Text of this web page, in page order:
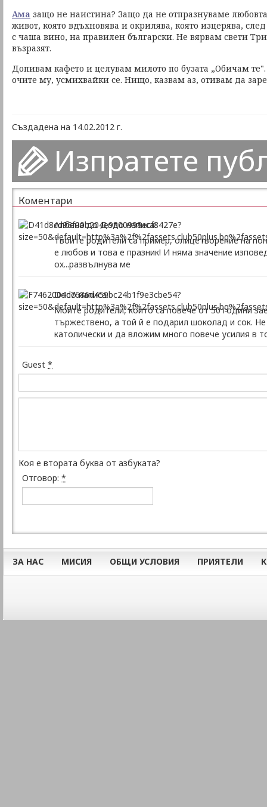
Ама защо не наистина? Защо да не отпразнуваме
живот, която вдъхновява и окрилява, която изцерява, след
с чаша вино, на правилен български. Не вярвам свети
възразят.
Допивам кафето и целувам милото по бузата „Обичам те".
очите му, усмихвайки се. Нищо, казвам аз, отивам да
Създадена на 14.02.2012 г.
Изпратете
Коментари
Албена до Додо написа:
Твоите родители са пример, олицетворение на
е любов и това е празник! И няма значение
ох...развълнува ме
Dodo написа:
Моите родители, които са повече от 50 години
тържествено, а той й е подарил шоколад и сок.
католически и да вложим много повече усилия в
Guest *
Коя е втората буква от азбуката?
Отговор: *
ЗА НАС МИСИЯ ОБЩИ УСЛОВИЯ ПРИЯТЕЛИ